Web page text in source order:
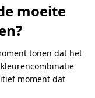
moeite
tonen dat het
moment dat